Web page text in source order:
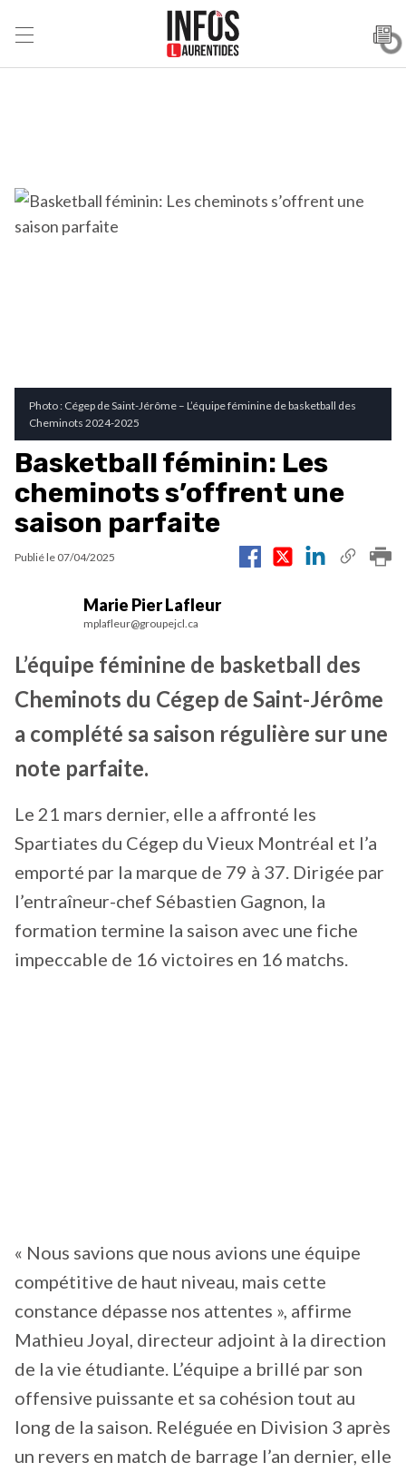
Photo : Cégep de Saint-Jérôme – L’équipe féminine de basketball des
Cheminots 2024-2025
Basketball féminin: Les
cheminots s’offrent une
saison parfaite
Publié le 07/04/2025
Marie Pier Lafleur
mplafleur@groupejcl.ca
L’équipe féminine de basketball des
Cheminots du Cégep de Saint-Jérôme
a complété sa saison régulière sur une
note parfaite.
Le 21 mars dernier, elle a affronté les
Spartiates du Cégep du Vieux Montréal et l’a
emporté par la marque de 79 à 37. Dirigée par
l’entraîneur-chef Sébastien Gagnon, la
formation termine la saison avec une fiche
impeccable de 16 victoires en 16 matchs.
« Nous savions que nous avions une équipe
compétitive de haut niveau, mais cette
constance dépasse nos attentes », affirme
Mathieu Joyal, directeur adjoint à la direction
de la vie étudiante. L’équipe a brillé par son
offensive puissante et sa cohésion tout au
long de la saison. Reléguée en Division 3 après
un revers en match de barrage l’an dernier, elle